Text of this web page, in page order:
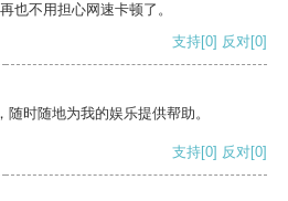
也不用担心网速卡顿了。
支持[0] 反对[0]
时随地为我的娱乐提供帮助。
支持[0] 反对[0]